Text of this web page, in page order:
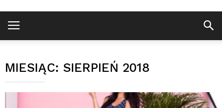
MIESIĄC: SIERPIEŃ 2018